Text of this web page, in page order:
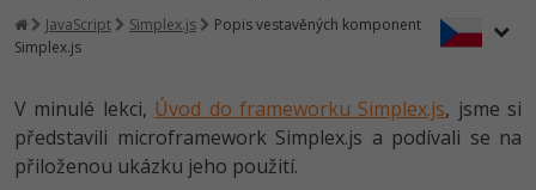
Workshopy zdarma
Datová analýza v praxi
Školení
Základy programování
Školení dle technologií
Kurzy IT profesí
Programátor WWW aplikací
Senior programátor
Jak začít?
Java -80%
JavaScript Simplex.js
Popis vestavěných komponent
Simplex.js
V minulé lekci, Úvod do frameworku Simplex.js, jsme si
představili microframework Simplex.js a podívali se na
přiloženou ukázku jeho použití.